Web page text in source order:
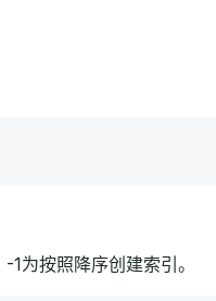
为按照降序创建索引。